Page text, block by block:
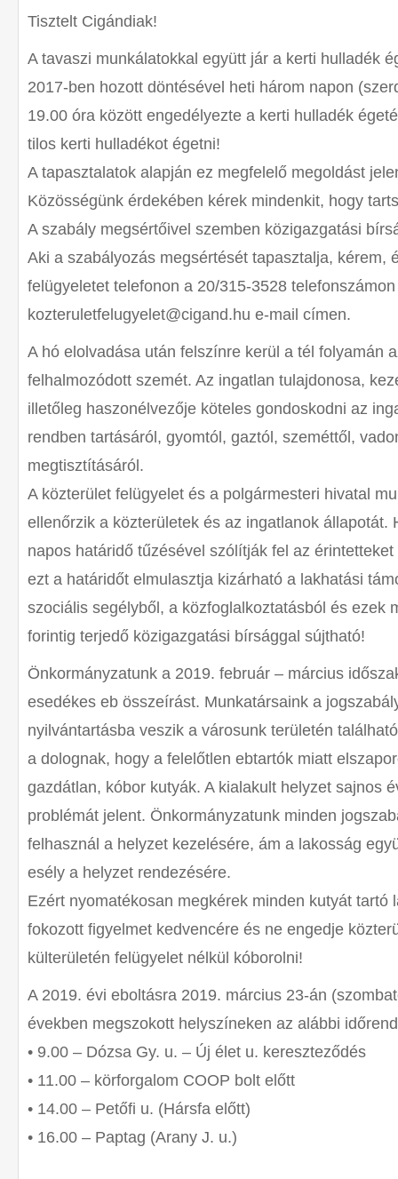
Tisztelt Cigándiak!
A tavaszi munkálatokkal együtt jár a kerti hulladék
2017-ben hozott döntésével heti három napon
19.00 óra között engedélyezte a kerti hulladék
tilos kerti hulladékot égetni!
A tapasztalatok alapján ez megfelelő megoldást
Közösségünk érdekében kérek mindenkit, hogy
A szabály megsértőivel szemben közigazgatási
Aki a szabályozás megsértését tapasztalja, kérem,
felügyeletet telefonon a 20/315-3528
kozteruletfelugyelet@cigand.hu e-mail címen.
A hó elolvadása után felszínre kerül a tél folyamán
felhalmozódott szemét. Az ingatlan tulajdonosa,
illetőleg haszonélvezője köteles gondoskodni az
rendben tartásáról, gyomtól, gaztól, szeméttől,
megtisztításáról.
A közterület felügyelet és a polgármesteri hivatal
ellenőrzik a közterületek és az ingatlanok állapotát.
napos határidő tűzésével szólítják fel az
ezt a határidőt elmulasztja kizárható a lakhatási
szociális segélyből, a közfoglalkoztatásból és ezek
forintig terjedő közigazgatási bírsággal sújtható!
Önkormányzatunk a 2019. február – március
esedékes eb összeírást. Munkatársaink a
nyilvántartásba veszik a városunk területén
a dolognak, hogy a felelőtlen ebtartók miatt
gazdátlan, kóbor kutyák. A kialakult helyzet sajnos
problémát jelent. Önkormányzatunk minden
felhasznál a helyzet kezelésére, ám a lakosság
esély a helyzet rendezésére.
Ezért nyomatékosan megkérek minden kutyát tartó
fokozott figyelmet kedvencére és ne engedje
külterületén felügyelet nélkül kóborolni!
A 2019. évi eboltásra 2019. március 23-án
években megszokott helyszíneken az alábbi
• 9.00 – Dózsa Gy. u. – Új élet u. kereszteződés
• 11.00 – körforgalom COOP bolt előtt
• 14.00 – Petőfi u. (Hársfa előtt)
• 16.00 – Paptag (Arany J. u.)